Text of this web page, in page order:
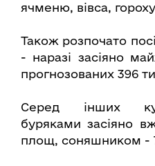
ячменю, вівса,
Також розпочато
- наразі засіяно
прогнозованих 396
Серед інших
буряками засіяно
площ, соняшником -